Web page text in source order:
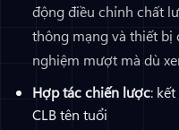
động điều chỉnh chất
thông mạng và thiết bị
nghiệm mượt mà dù
Hợp tác chiến lược:
CLB tên tuổi